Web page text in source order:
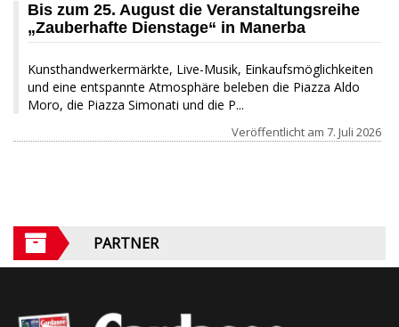
Bis zum 25. August die Veranstaltungsreihe
„Zauberhafte Dienstage“ in Manerba
Kunsthandwerkermärkte, Live-Musik, Einkaufsmöglichkeiten
und eine entspannte Atmosphäre beleben die Piazza Aldo
Moro, die Piazza Simonati und die P...
Veröffentlicht am 7. Juli 2026
PARTNER